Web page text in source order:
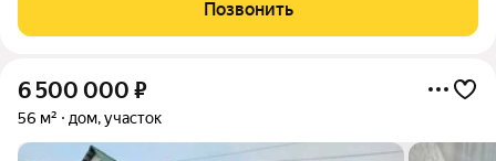
Дом очень
Позвонить
6 500 000 ₽
56 м² дом, участок